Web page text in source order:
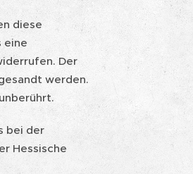
diese
eine
Der
werden.
bei der
Hessische